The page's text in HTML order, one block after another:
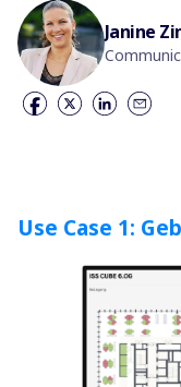
Janine
Use Case 1: